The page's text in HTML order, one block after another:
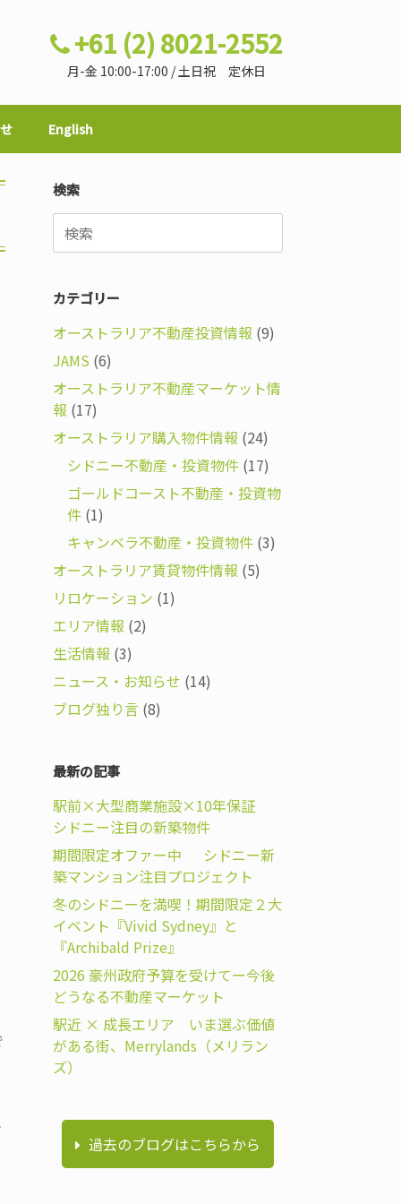
+61 (2) 8021-2552
月-金 10:00-17:00 / 土日祝 定休日
English
検索
索
象:
カテゴリー
オーストラリア不動産投資情報 (9)
JAMS (6)
オーストラリア不動産マーケット情
報 (17)
オーストラリア購入物件情報 (24)
シドニー不動産・投資物件 (17)
ゴールドコースト不動産・投資物
件 (1)
キャンベラ不動産・投資物件 (3)
オーストラリア賃貸物件情報 (5)
リロケーション (1)
エリア情報 (2)
生活情報 (3)
ニュース・お知らせ (14)
ブログ独り言 (8)
最新の記事
駅前×大型商業施設×10年保証
シドニー注目の新築物件
期間限定オファー中 シドニー新
築マンション注目プロジェクト
冬のシドニーを満喫！期間限定２大
イベント『Vivid Sydney』と
『Archibald Prize』
2026 豪州政府予算を受けてー今後
どうなる不動産マーケット
駅近 × 成長エリア いま選ぶ価値
がある街、Merrylands（メリラン
ズ）
過去のブログはこちらから